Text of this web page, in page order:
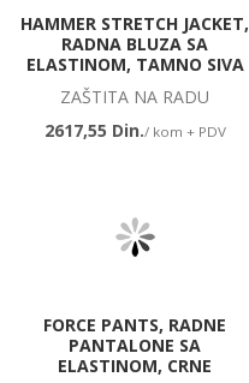
HAMMER STRETCH JACKET,
RADNA BLUZA SA
ELASTINOM, TAMNO SIVA
ZAŠTITA NA RADU
2617,55 Din./ kom + PDV
FORCE PANTS, RADNE
PANTALONE SA
ELASTINOM, CRNE